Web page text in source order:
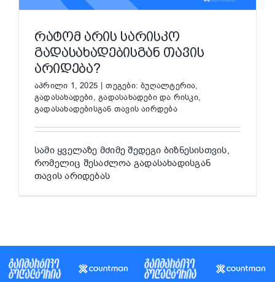
ᲠᲐᲢᲝᲛ ᲐᲠᲘᲡ ᲡᲐᲠᲘᲡᲙᲝ
ᲒᲐᲓᲐᲡᲐᲮᲐᲓᲔᲑᲘᲡᲒᲐᲜ ᲗᲐᲕᲘᲡ
ᲐᲠᲘᲓᲔᲑᲐ?
აპრილი 1, 2025 | თეგები:ბუღალტერია,
გადასახადები,გადასახადები და რისკი,
გადასახადებისგან თავის აირდება
სამი ყველაზე მძიმე შედეგი ბიზნესისთვის,
რომელიც შესაძლოა გადასახადისგან
თავის არიდებას